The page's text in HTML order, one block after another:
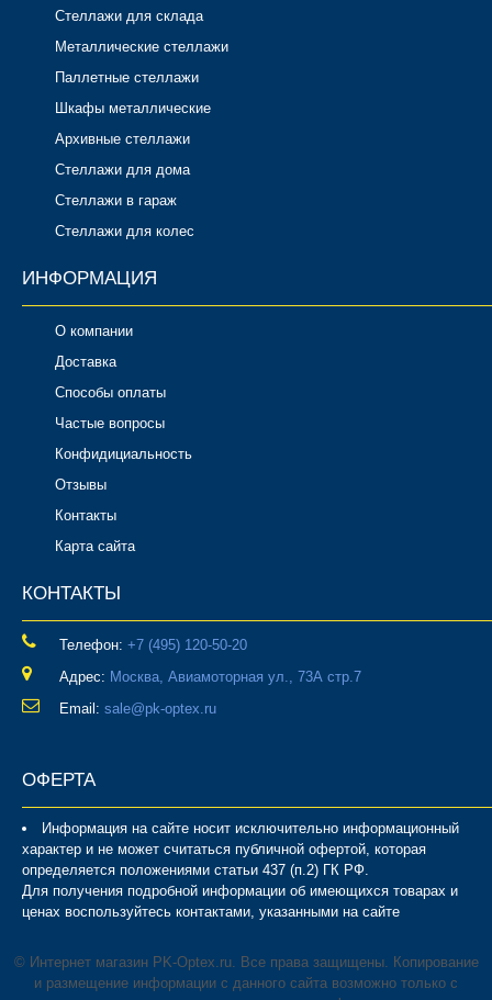
Стеллажи для склада
Металлические стеллажи
Паллетные стеллажи
Шкафы металлические
Архивные стеллажи
Стеллажи для дома
Стеллажи в гараж
Стеллажи для колес
ИНФОРМАЦИЯ
О компании
Доставка
Способы оплаты
Частые вопросы
Конфидициальность
Отзывы
Контакты
Карта сайта
КОНТАКТЫ
Телефон: ‎+7 (495) 120-50-20
Адрес: Москва, Авиамоторная ул., 73А стр.7
Email: sale@pk-optex.ru
ОФЕРТА
Информация на сайте носит исключительно информационный
характер и не может считаться публичной офертой, которая
определяется положениями статьи 437 (п.2) ГК РФ.
Для получения подробной информации об имеющихся товарах и
ценах воспользуйтесь контактами, указанными на сайте
© Интернет магазин PK-Optex.ru. Все права защищены. Копирование
и размещение информации с данного сайта возможно только с